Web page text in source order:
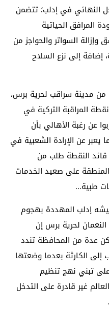
النهائي في إدلب؛ تتضمن
المرافق الحياتية
السواتر والحواجز من
إضافة إلى نزع السلاح
مدينة سراقب لحرية برس،
المراقبة التركية في
عن رغبة الأهالي بأن
يعبر عن الإرادة الشعبية في
قائد النقطة طلب من
على صعيد الخدمات
طبية…
إدلب المهددة بهجوم
لحرية برس إن
عدة من المحافظة تندد
إلى الكارثة بعدما وضعتها
تبني نهج تنظيم
غير قادرة على التدخل